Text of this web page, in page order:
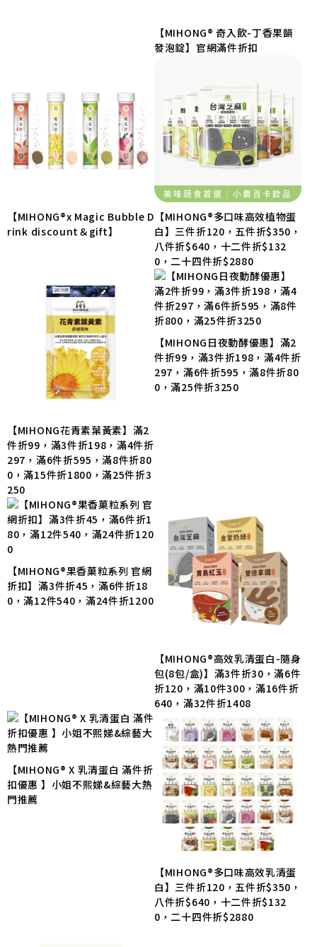
【MIHONG® 奇入飲-丁香果韻
發泡錠】官網滿件折扣
【MIHONG®x Magic Bubble D
rink discount＆gift】
【MIHONG®多口味高效植物蛋
白】三件折120，五件折$350，
八件折$640，十二件折$132
0，二十四件折$2880
【MIHONG花青素葉黃素】滿2
件折99，滿3件折198，滿4件折
297，滿6件折595，滿8件折80
0，滿15件折1800，滿25件折3
250
【MIHONG日夜動酵優惠】滿2
件折99，滿3件折198，滿4件折
297，滿6件折595，滿8件折80
0，滿25件折3250
【MIHONG®果香菓粒系列 官網
折扣】滿3件折45，滿6件折18
0，滿12件540，滿24件折1200
【MIHONG®高效乳清蛋白-隨身
包(8包/盒)】滿3件折30，滿6件
折120，滿10件300，滿16件折
640，滿32件折1408
【MIHONG® X 乳清蛋白 滿件折
扣優惠 】小姐不熙娣&綜藝大熱
門推薦
【MIHONG®多口味高效乳清蛋
白】三件折120，五件折$350，
八件折$640，十二件折$132
0，二十四件折$2880